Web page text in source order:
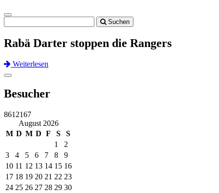
Toggle
navigation
Suchen
Rabä Darter stoppen die Rangers
Weiterlesen
Previous
Next
Toggle
Besucher
8612167
August 2026
M D M D F S S
1
2
3
4 5 6 7 8
9
10 11 12 13 14 15 16
17 18 19 20 21 22 23
24 25 26 27 28 29 30